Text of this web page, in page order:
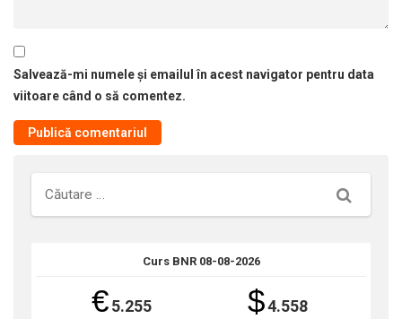
Salvează-mi numele și emailul în acest navigator pentru data
viitoare când o să comentez.
Căutare
Curs BNR 08-08-2026
€5.255 $4.558